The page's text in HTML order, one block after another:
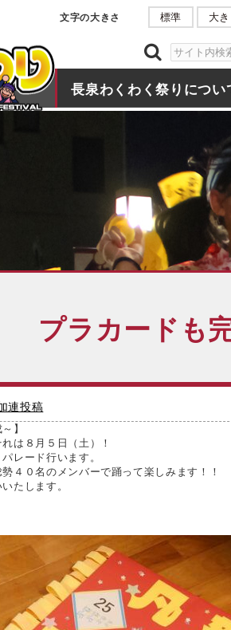
このページの本文へ移
文字の大きさ 標準 大き
長泉わくわく祭りについ
プラカードも
連投稿
】
は８月５日（土）！
レード行います。
４０名のメンバーで踊って楽しみます！！
たします。